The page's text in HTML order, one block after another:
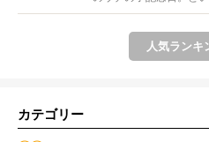
うを...
人気ランキ
カテゴリー